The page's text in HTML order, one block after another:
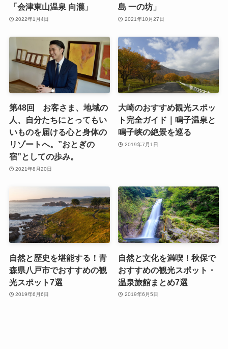
「会津東山温泉 向瀧」
2022年1月4日
島 一の坊」
2021年10月27日
第48回 お客さま、地域の
人、自分たちにとってもい
いものを届ける心と身体の
リゾートへ。”おとぎの
宿”としての歩み。
2021年8月20日
大崎のおすすめ観光スポッ
ト完全ガイド｜鳴子温泉と
鳴子峡の絶景を巡る
2019年7月1日
自然と歴史を堪能する！青
森県八戸市でおすすめの観
光スポット7選
2019年6月6日
自然と文化を満喫！秋保で
おすすめの観光スポット・
温泉旅館まとめ7選
2019年6月5日